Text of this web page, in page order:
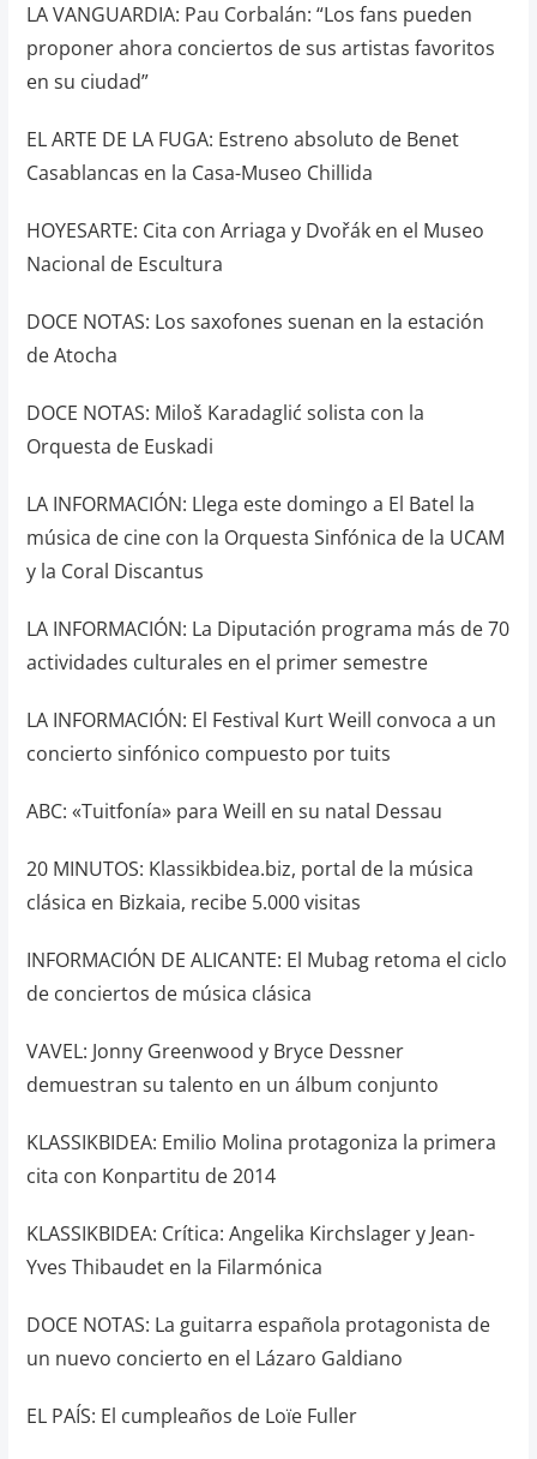
LA VANGUARDIA: Pau Corbalán: “Los fans pueden
proponer ahora conciertos de sus artistas favoritos
en su ciudad”
EL ARTE DE LA FUGA: Estreno absoluto de Benet
Casablancas en la Casa-Museo Chillida
HOYESARTE: Cita con Arriaga y Dvořák en el Museo
Nacional de Escultura
DOCE NOTAS: Los saxofones suenan en la estación
de Atocha
DOCE NOTAS: Miloš Karadaglić solista con la
Orquesta de Euskadi
LA INFORMACIÓN: Llega este domingo a El Batel la
música de cine con la Orquesta Sinfónica de la UCAM
y la Coral Discantus
LA INFORMACIÓN: La Diputación programa más de 70
actividades culturales en el primer semestre
LA INFORMACIÓN: El Festival Kurt Weill convoca a un
concierto sinfónico compuesto por tuits
ABC: «Tuitfonía» para Weill en su natal Dessau
20 MINUTOS: Klassikbidea.biz, portal de la música
clásica en Bizkaia, recibe 5.000 visitas
INFORMACIÓN DE ALICANTE: El Mubag retoma el ciclo
de conciertos de música clásica
VAVEL: Jonny Greenwood y Bryce Dessner
demuestran su talento en un álbum conjunto
KLASSIKBIDEA: Emilio Molina protagoniza la primera
cita con Konpartitu de 2014
KLASSIKBIDEA: Crítica: Angelika Kirchslager y Jean-
Yves Thibaudet en la Filarmónica
DOCE NOTAS: La guitarra española protagonista de
un nuevo concierto en el Lázaro Galdiano
EL PAÍS: El cumpleaños de Loïe Fuller